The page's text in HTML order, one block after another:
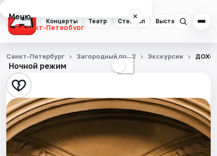
Концерты Театр Стендап Выставки
Меню ×
Санкт-Петербург
Концерты
Театр
Стендап
Выставки
Квесты
Ночной режим ☾
Санкт-Петербург Загородный пр., 2 Экскурсии